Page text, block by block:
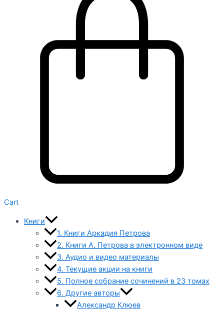
Cart
Книги
1. Книги Аркадия Петрова
2. Книги А. Петрова в электронном виде
3. Аудио и видео материалы
4. Текущие акции на книги
5. Полное собрание сочинений в 23 томах
6. Другие авторы
Александр Клюев